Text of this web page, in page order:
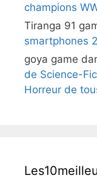
champions
Tiranga 91
smartphones
goya game
de Science-
Horreur de